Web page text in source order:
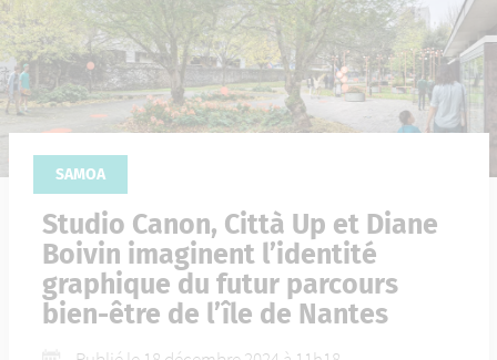
SAMOA
Studio Canon, Città Up et Diane
Boivin imaginent l’identité
graphique du futur parcours
bien-être de l’île de Nantes